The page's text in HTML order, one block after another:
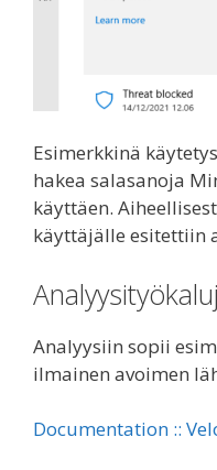
Esimerkkinä
hakea salasanoja
käyttäen.
käyttäjälle esitettiin
Analyysiin sopii
ilmainen avoimen
Documentation ::